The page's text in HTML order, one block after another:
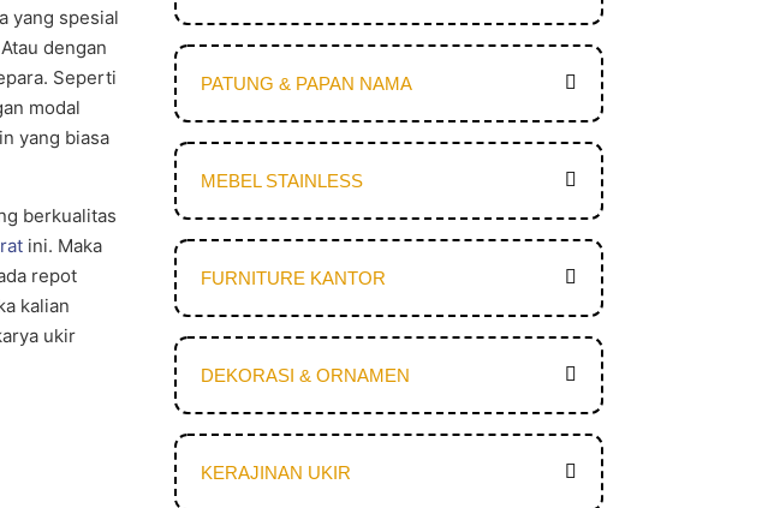
yang spesial
dengan
Seperti
modal
yang biasa
berkualitas
ini. Maka
repot
kalian
ukir
PATUNG & PAPAN NAMA
MEBEL STAINLESS
FURNITURE KANTOR
DEKORASI & ORNAMEN
KERAJINAN UKIR